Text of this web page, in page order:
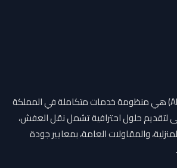
شركة السعد (Al Saad Co) هي منظومة خدمات متكاملة في المملكة
لتقديم حلول احترافية تشمل نقل العفش،
والمقاولات العامة، بمعايير جودة